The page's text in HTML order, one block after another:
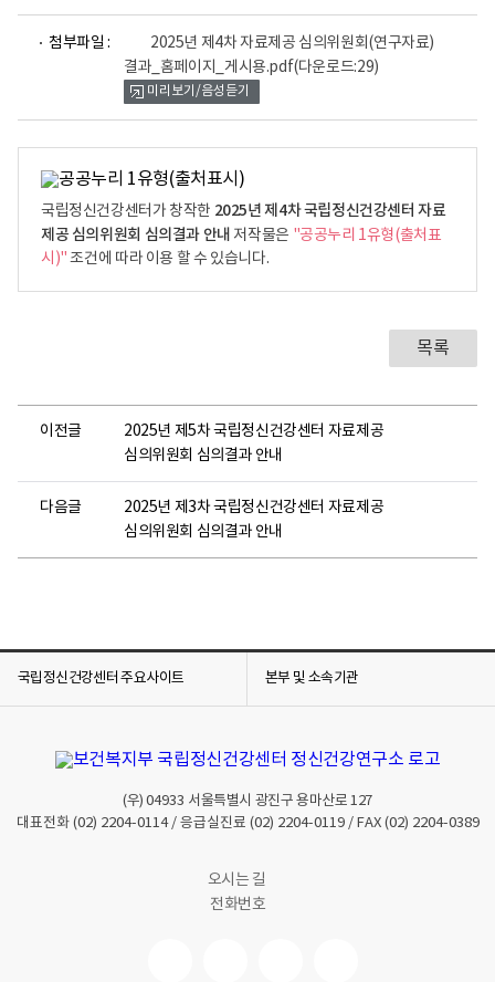
첨부파일 :
2025년 제4차 자료제공 심의위원회(연구자료)
결과_홈페이지_게시용.pdf(다운로드:29)
미리보기/음성듣기
국립정신건강센터가 창작한 2025년 제4차 국립정신건강센터 자료
제공 심의위원회 심의결과 안내 저작물은 "공공누리 1유형(출처표
시)"조건에 따라 이용 할 수 있습니다.
목록
이전글
2025년 제5차 국립정신건강센터 자료제공
심의위원회 심의결과 안내
다음글
2025년 제3차 국립정신건강센터 자료제공
심의위원회 심의결과 안내
국립정신건강센터 주요사이트 본부 및 소속기관
(우)04933 서울특별시 광진구 용마산로 127
대표전화 (02) 2204-0114/ 응급실진료 (02) 2204-0119/ FAX (02) 2204-0389
오시는 길
전화번호